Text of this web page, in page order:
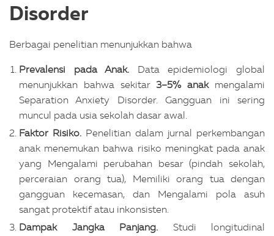
Disorder
Berbagai penelitian menunjukkan bahwa
Prevalensi pada Anak. Data epidemiologi global
menunjukkan bahwa sekitar 3–5% anakmengalami
Separation Anxiety Disorder. Gangguan ini sering
muncul pada usia sekolah dasar awal.
Faktor Risiko. Penelitian dalam jurnal perkembangan
anak menemukan bahwa risiko meningkat pada anak
yang Mengalami perubahan besar (pindah sekolah,
perceraian orang tua), Memiliki orang tua dengan
gangguan kecemasan, dan Mengalami pola asuh
sangat protektif atau inkonsisten.
Dampak Jangka Panjang. Studi longitudinal